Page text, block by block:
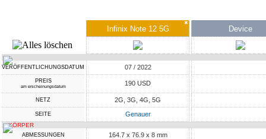
✖
Infinix Note 12 5G Device
VERÖFFENTLICHUNGSDATUM 07 / 2022
PREIS
am erscheinungsdatum 190 USD
NETZ 2G, 3G, 4G, 5G
SEITE Genauer
KÖRPER
ABMESSUNGEN 164.7 x 76.9 x 8 mm